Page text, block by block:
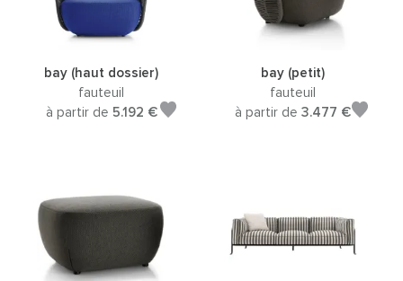
bay (haut dossier)
fauteuil
à partir de 5.192 €
bay (petit)
fauteuil
à partir de 3.477 €